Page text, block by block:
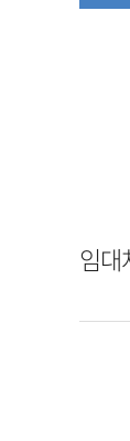
임대